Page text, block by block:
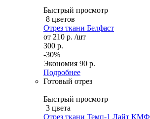
Быстрый просмотр
8 цветов
Отрез ткани Белфаст
от 210 р. /шт
300 р.
-30%
Экономия 90 р.
Подробнее
Готовый отрез
Быстрый просмотр
3 цвета
Отрез ткани Темп-1 Лайт КМФ